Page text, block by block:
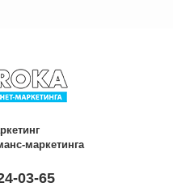
маркетинга
03-65